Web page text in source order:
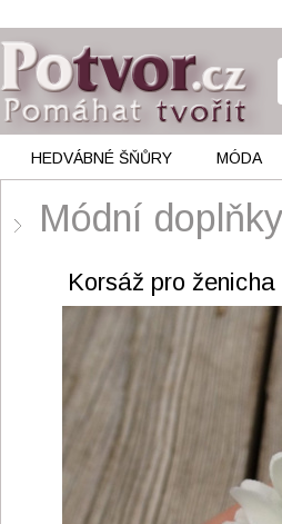
HEDVÁBNÉ ŠŇŮRY MÓDA
Módní doplňky
Korsáž pro